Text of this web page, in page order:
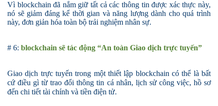
Vì blockchain đã nắm giữ tất cả các thông tin được xác thực này,
nó sẽ giảm đáng kể thời gian và năng lượng dành cho quá trình
này, đơn giản hóa toàn bộ trải nghiệm nhân sự.
# 6: blockchain sẽ tác động “An toàn Giao dịch trực tuyến”
Giao dịch trực tuyến trong một thiết lập blockchain có thể là bất
cứ điều gì từ trao đổi thông tin cá nhân, lịch sử công việc, hồ sơ
đến chi tiết tài chính và tiền điện tử.